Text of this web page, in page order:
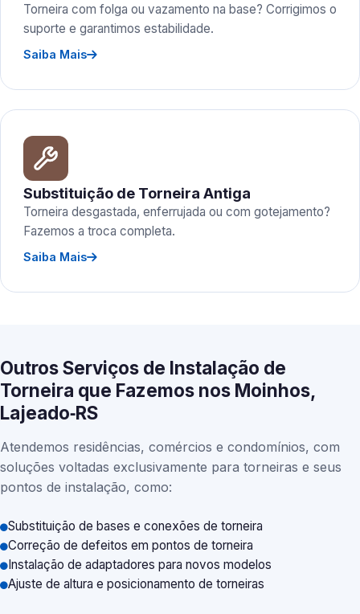
Torneira com folga ou vazamento na base? Corrigimos o
suporte e garantimos estabilidade.
Saiba Mais
Substituição de Torneira Antiga
Torneira desgastada, enferrujada ou com gotejamento?
Fazemos a troca completa.
Saiba Mais
Outros Serviços de Instalação de
Torneira que Fazemos nos Moinhos,
Lajeado‑RS
Atendemos residências, comércios e condomínios, com
soluções voltadas exclusivamente para torneiras e seus
pontos de instalação, como:
Substituição de bases e conexões de torneira
Correção de defeitos em pontos de torneira
Instalação de adaptadores para novos modelos
Ajuste de altura e posicionamento de torneiras